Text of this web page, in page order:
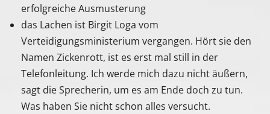
erfolgreiche Ausmusterung
das Lachen ist Birgit Loga vom
Verteidigungsministerium vergangen. Hört sie den
Namen Zickenrott, ist es erst mal still in der
Telefonleitung. Ich werde mich dazu nicht äußern,
sagt die Sprecherin, um es am Ende doch zu tun.
Was haben Sie nicht schon alles versucht.